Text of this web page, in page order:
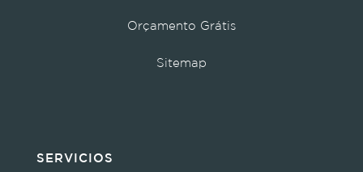
Orçamento Grátis
Sitemap
SERVICIOS